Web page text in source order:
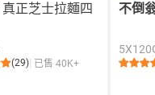
真正芝士拉麵四
(29) 已售 40K+
不倒